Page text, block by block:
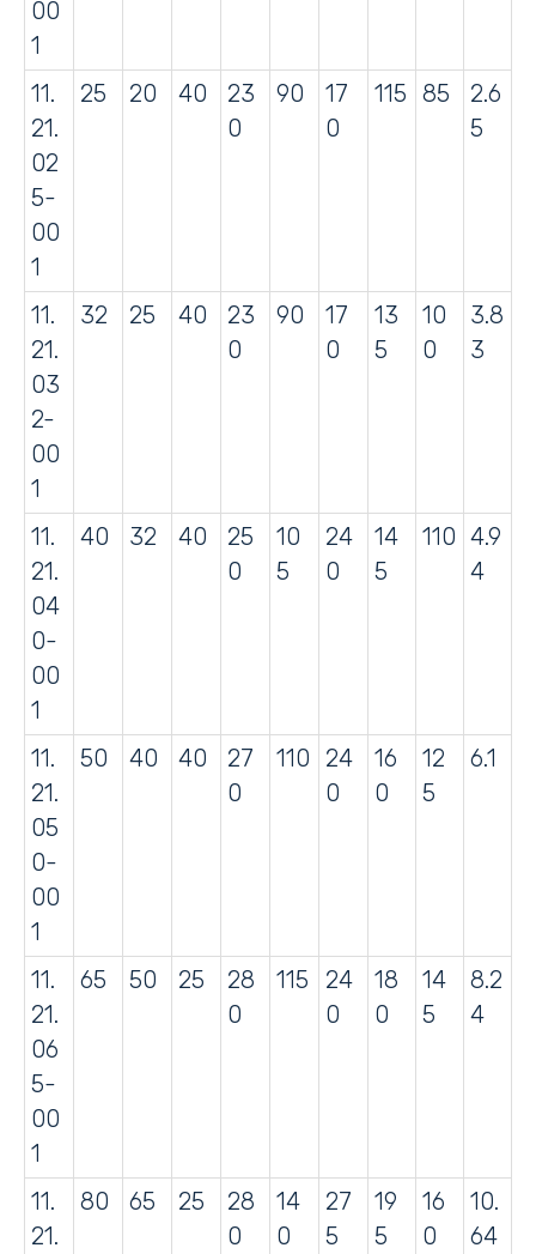
00
1
11.
21.
02
5-
00
1
25 20 40
23
0
90
17
0
115 85
2.6
5
11.
21.
03
2-
00
1
32 25 40
23
0
90
17
0
13
5
10
0
3.8
3
11.
21.
04
0-
00
1
40 32 40
25
0
10
5
24
0
14
5
110 4.9
4
11.
21.
05
0-
00
1
50 40 40
27
0
110
24
0
16
0
12
5
6.1
11.
21.
06
5-
00
1
65 50 25
28
0
115
24
0
18
0
14
5
8.2
4
11.
21.
80 65 25
28
0
14
0
27
5
19
5
16
0
10.
64